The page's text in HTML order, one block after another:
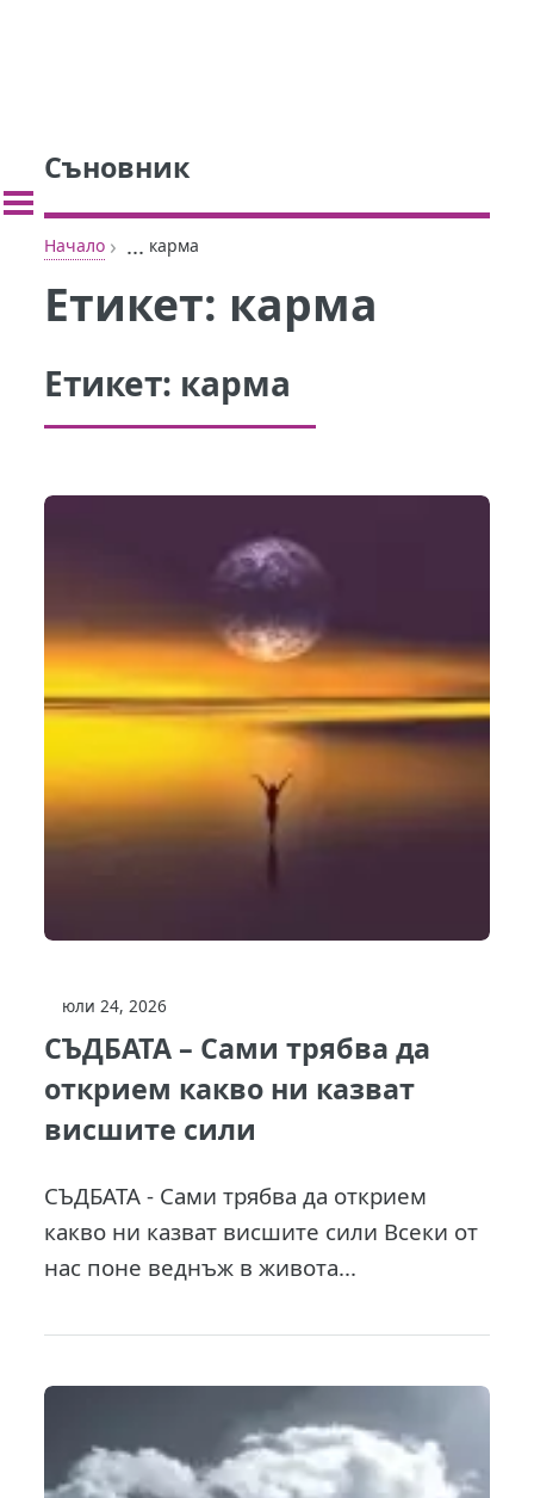
Съновник
Начало › ... карма
Етикет: карма
Етикет: карма
юли 24, 2026
СЪДБАТА – Сами трябва да
открием какво ни казват
висшите сили
СЪДБАТА - Сами трябва да открием
какво ни казват висшите сили Всеки от
нас поне веднъж в живота...